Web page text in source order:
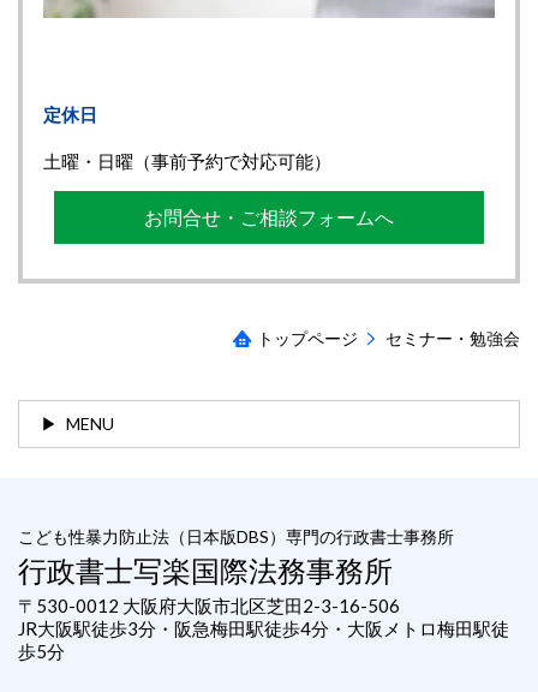
定休日
土曜・日曜（事前予約で対応可能）
お問合せ・ご相談フォームへ
トップページ セミナー・勉強会
MENU
こども性暴力防止法（日本版DBS）専門の行政書士事務所
行政書士写楽国際法務事務所
〒530-0012 大阪府大阪市北区芝田2-3-16-506
JR大阪駅徒歩3分・阪急梅田駅徒歩4分・大阪メトロ梅田駅徒
歩5分